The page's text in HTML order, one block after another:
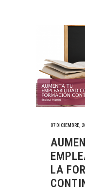
07 DICIEMBRE,
LA